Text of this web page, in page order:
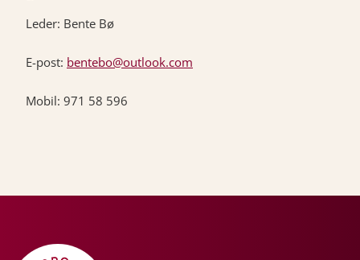
Leder: Bente Bø
E-post: bentebo@outlook.com
Mobil: 971 58 596